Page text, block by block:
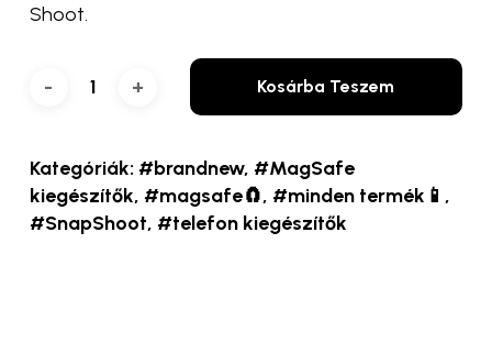
Shoot.
Kosárba Teszem
Kategóriák: #brandnew, #MagSafe
kiegészítők, #magsafe🧲, #minden termék📱 ,
#SnapShoot, #telefon kiegészítők